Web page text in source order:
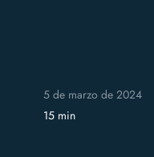
5 de marzo de 2024
15 min